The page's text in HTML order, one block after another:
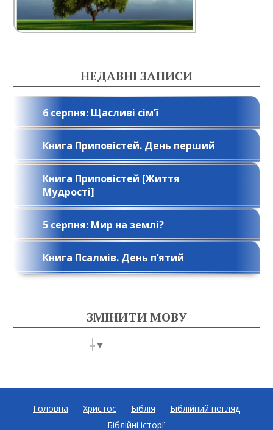
НЕДАВНІ ЗАПИСИ
6 серпня: Щасливі сім’ї
Книга Приповістей. День перший
Книга Приповістей [Життя
Мудрості]
5 серпня: Мир на землі?
Книга Псалмів. День п’ятий
ЗМІНИТИ МОВУ
Select Language ▼
Головна Христос Біблія
Біблійний погляд
Біблійні історії